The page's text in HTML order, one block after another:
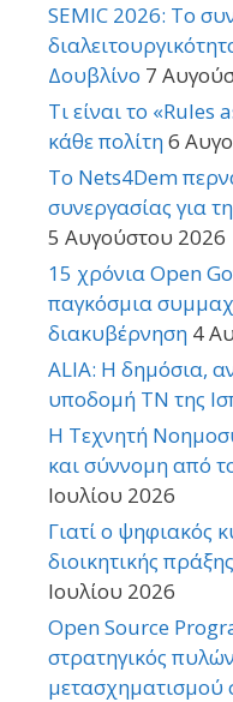
SEMIC 2026: Το
Δουβλίνο 7
Τι είναι το «Rules
κάθε πολίτη6
Το Nets4Dem
συνεργασίας για
5 Αυγούστου 2026
15 χρόνια Open
παγκόσμια
διακυβέρνηση 4
ALIA: Η δημόσια,
υποδομή ΤΝ της
Η Τεχνητή
και σύννομη από
Ιουλίου 2026
Γιατί ο ψηφιακός
διοικητικής
Ιουλίου 2026
Open Source
στρατηγικός
μετασχηματισμού